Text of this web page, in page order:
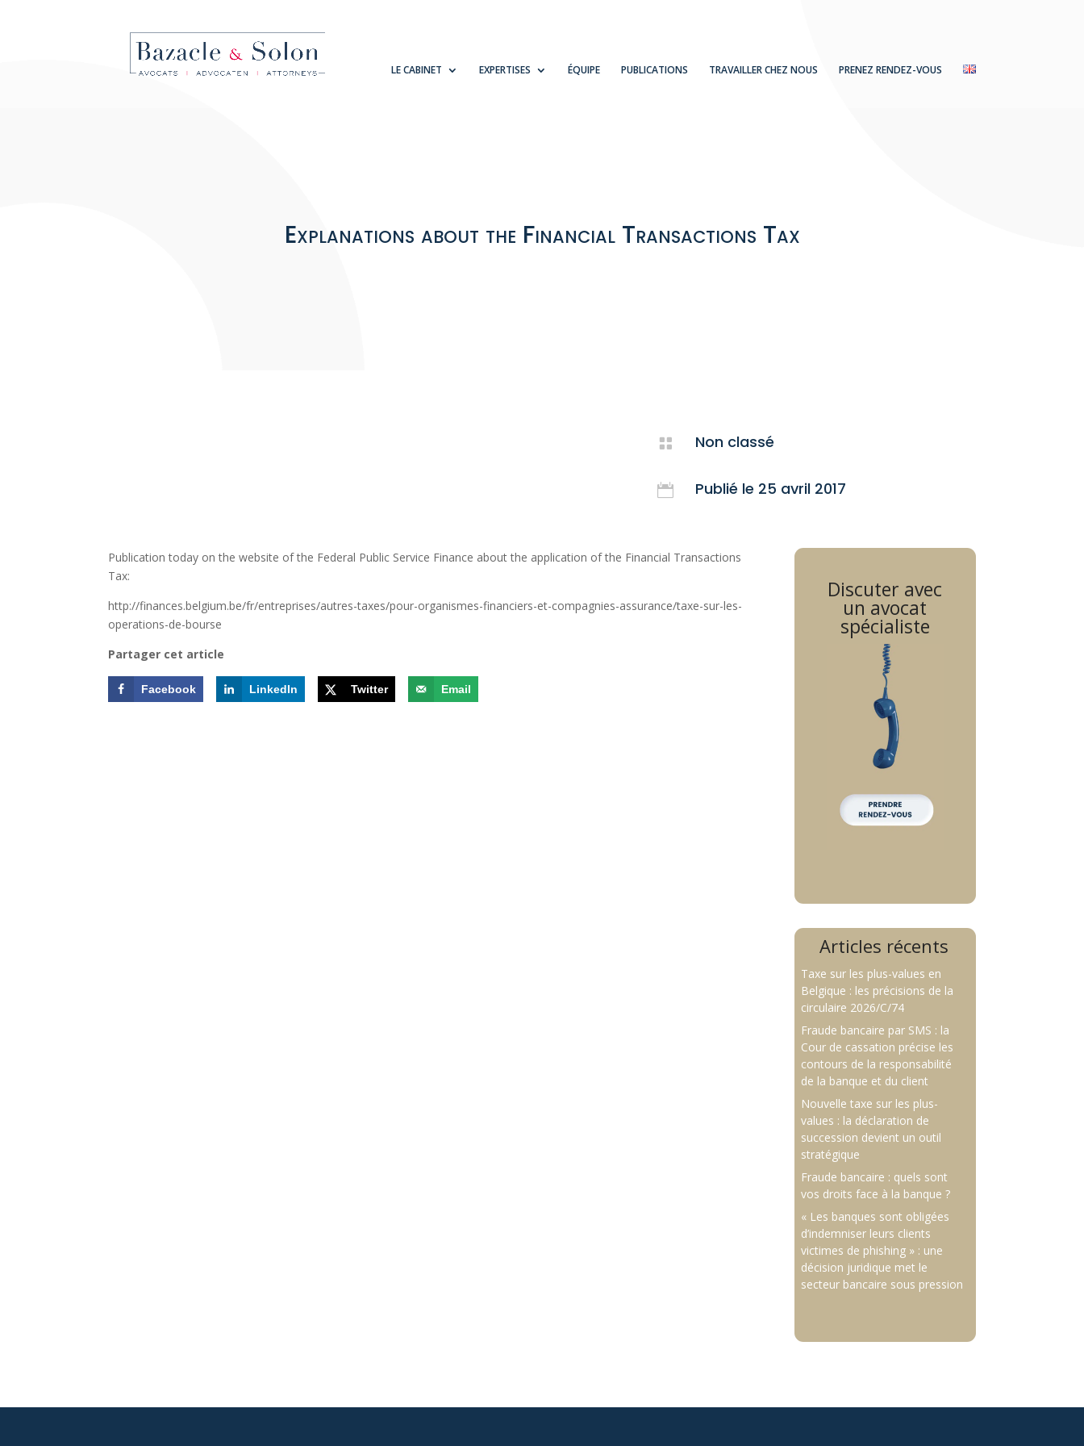
LE CABINET EXPERTISES ÉQUIPE PUBLICATIONS TRAVAILLER CHEZ NOUS PRENEZ RENDEZ-VOUS
Explanations about the Financial Transactions Tax
 Non classé
 Publié le 25 avril 2017
Publication today on the website of the Federal Public Service Finance about the application of the Financial Transactions
Tax:
http://finances.belgium.be/fr/entreprises/autres-taxes/pour-organismes-financiers-et-compagnies-assurance/taxe-sur-les-
operations-de-bourse
Partager cet article
Facebook LinkedIn Twitter Email
Discuter avec
un avocat
spécialiste
Articles récents
Taxe sur les plus-values en
Belgique : les précisions de la
circulaire 2026/C/74
Fraude bancaire par SMS : la
Cour de cassation précise les
contours de la responsabilité
de la banque et du client
Nouvelle taxe sur les plus-
values : la déclaration de
succession devient un outil
stratégique
Fraude bancaire : quels sont
vos droits face à la banque ?
« Les banques sont obligées
d’indemniser leurs clients
victimes de phishing » : une
décision juridique met le
secteur bancaire sous pression